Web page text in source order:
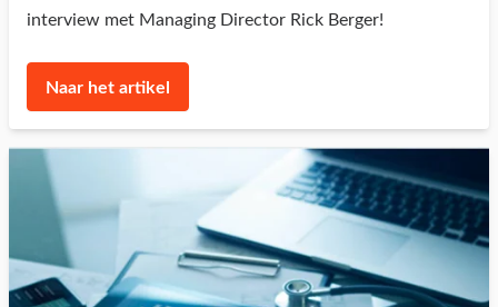
interview met Managing Director Rick Berger!
Naar het artikel